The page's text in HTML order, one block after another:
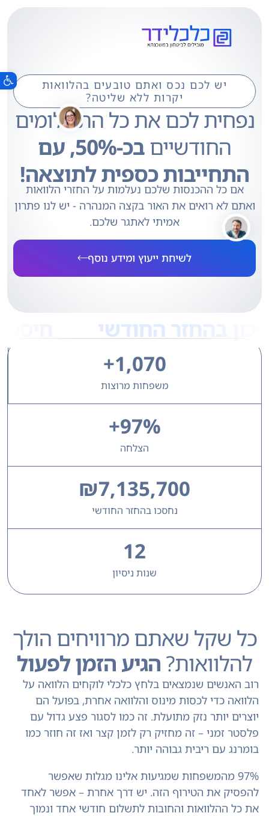
פתח
יש לכם נכס ואתם טובעים בהלוואות
יקרות ללא שליטה?
נפחית לכם את כל התשלומים
החודשייםבכ-50%,
עם
התחייבות כספית לתוצאה!
אם כל ההכנסות שלכם נעלמות על החזרי הלוואות
ואתם לא רואים את האור בקצה המנהרה - יש לנו פתרון
אמיתי לאתגר שלכם.
לשיחת ייעוץ ומידע נוסף
בהחזר החודשי
משפחות מרוצות
1,070
+
הצלחה
%
97
+
נחסכו בהחזר החודשי
7,135,700
₪
שנות ניסיון
12
כל שקל שאתם מרוויחים הולך
להלוואות? הגיע הזמן לפעול
רוב האנשים שנמצאים בלחץ כלכלי לוקחים הלוואה על
הלוואה כדי לכסות מינוס והלוואה אחרת, בפועל הם
יוצרים יותר נזק מתועלת. זה כמו לסגור פצע גדול עם
פלסטר זמני – זה מחזיק רק לזמן קצר ואז זה חוזר כמו
בומרנג עם ריבית גבוהה יותר.
97% מהמשפחות שמגיעות אלינו מגלות שאפשר
להפסיק את הטירוף הזה. יש דרך אחרת – אפשר לאחד
את כל ההלוואות והחובות לתשלום חודשי אחד ונמוך